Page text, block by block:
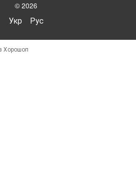
© 2026
Укр Рус
Хорошоп